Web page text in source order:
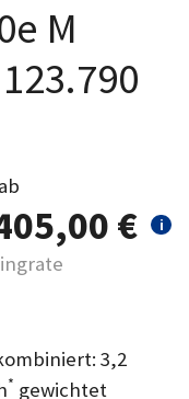
M
€ i
3,2
* gewichtet